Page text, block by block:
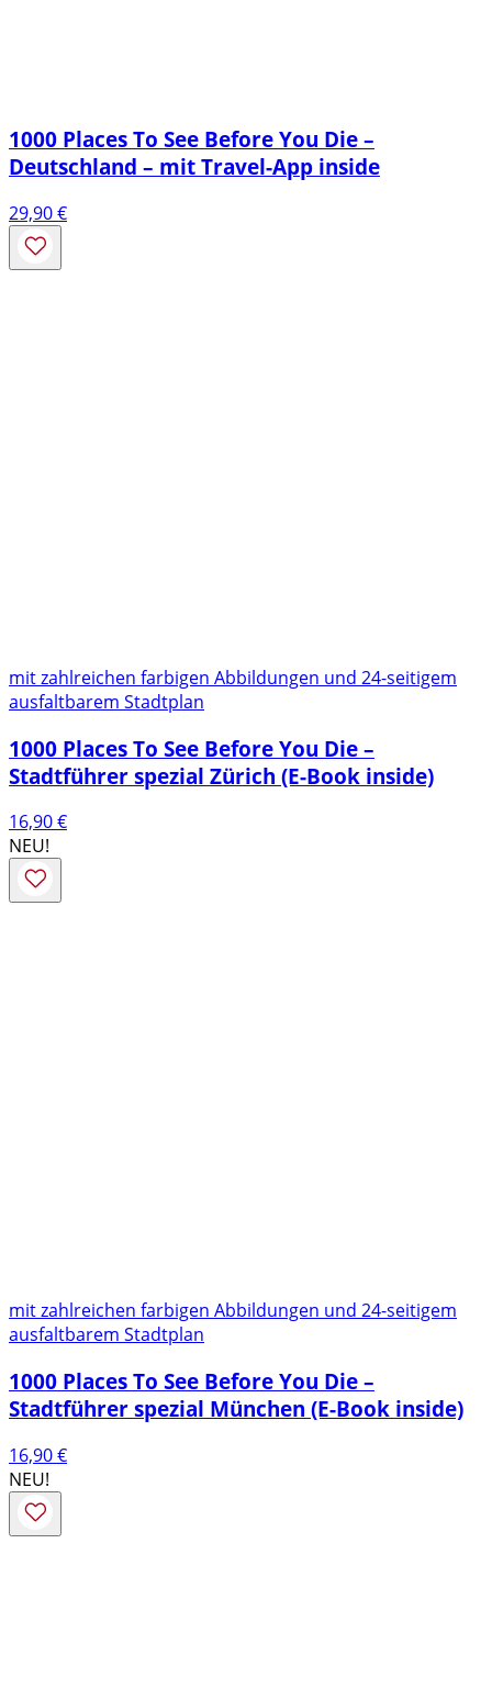
1000 Places To See Before You Die –
Deutschland – mit Travel-App inside
29,90€
mit zahlreichen farbigen Abbildungen und 24-seitigem
ausfaltbarem Stadtplan
1000 Places To See Before You Die –
Stadtführer spezial Zürich (E-Book inside)
16,90€
NEU!
mit zahlreichen farbigen Abbildungen und 24-seitigem
ausfaltbarem Stadtplan
1000 Places To See Before You Die –
Stadtführer spezial München (E-Book inside)
16,90€
NEU!